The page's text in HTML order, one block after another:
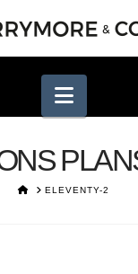
HOMEELEVENTY-2